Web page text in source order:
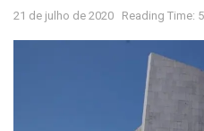
21 de julho de 2020 Reading Time: